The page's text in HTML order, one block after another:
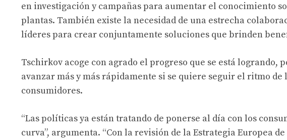
en investigación y campañas para aumentar el conocimiento
plantas. También existe la necesidad de una estrecha
líderes para crear conjuntamente soluciones que brinden
Tschirkov acoge con agrado el progreso que se está logrando,
avanzar más y más rápidamente si se quiere seguir el ritmo
consumidores.
“Las políticas ya están tratando de ponerse al día con los
curva”, argumenta. “Con la revisión de la Estrategia Europea